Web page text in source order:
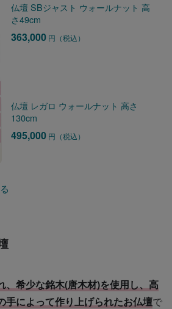
仏壇 SBジャスト ウォールナット 高
さ49cm
363,000 円（税込）
仏壇 レガロ ウォールナット 高さ
130cm
495,000 円（税込）
、希少な銘木(唐木材)を使用し、高
手によって作り上げられたお仏壇で